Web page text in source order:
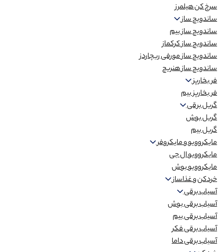
سرخ کن هیلمرز
ساندویچ ساز
ساندویچ ساز بیم
ساندویچ ساز کرکماز
ساندویچ ساز مورفی ریچاردز
ساندویچ ساز هنریچ
فر بخارپز
فر بخارپز بیم
گریل برقی
گریل بوش
گریل بیم
مایکروویو و مایکروفر
مایکروویو ال جی
مایکروویو بوش
خردکن و غذاساز
آسیاب برقی
آسیاب برقی بوش
آسیاب برقی بیم
آسیاب برقی فکر
آسیاب برقی داما